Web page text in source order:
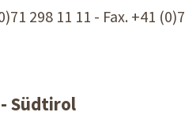
298 11 11 - Fax. +41
Südtirol